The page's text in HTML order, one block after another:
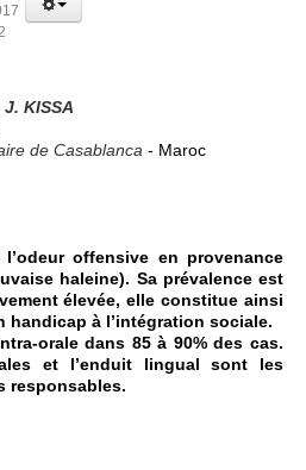
KISSA
de Casablanca - Maroc
offensive en provenance
haleine). Sa prévalence est
élevée, elle constitue ainsi
handicap à l’intégration sociale.
orale dans 85 à 90% des cas.
et l’enduit lingual sont les
responsables.